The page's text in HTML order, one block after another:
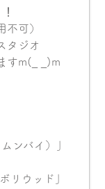
可）
タジオ
すm(_ _)m
ンバイ）」
リウッド」